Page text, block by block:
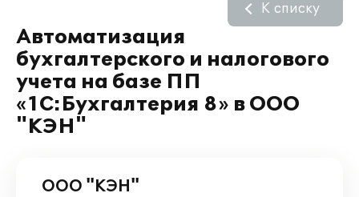
Автоматизация
бухгалтерского и налогового
учета на базе ПП
«1С:Бухгалтерия 8» в ООО
"КЭН"
К списку
ООО "КЭН"